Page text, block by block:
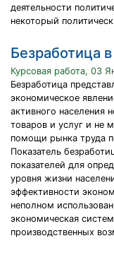
деятельности
некоторый
Безработица
Курсовая работа, 03
Безработица
экономическое
активного населения
товаров и услуг и не
помощи рынка труда
Показатель
показателей для
уровня жизни
эффективности
неполном
экономическая
производственных